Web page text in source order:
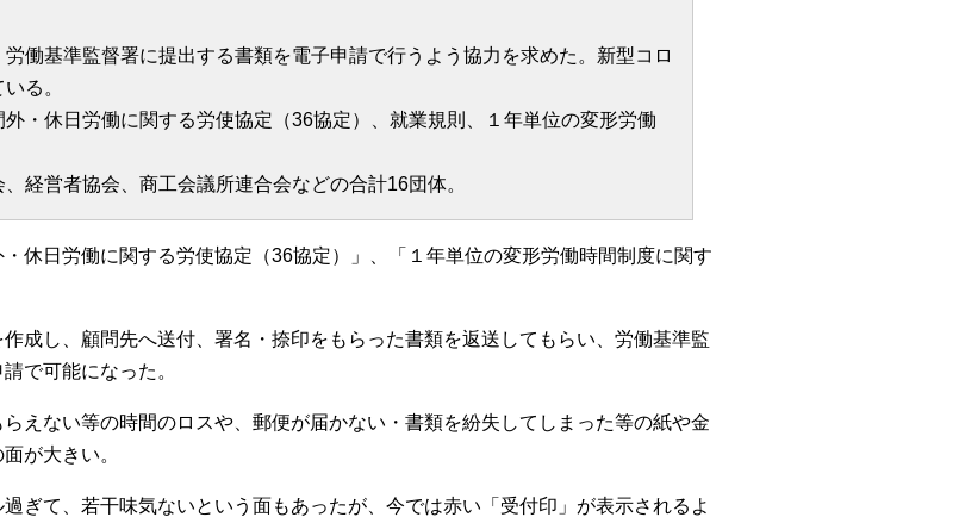
働基準監督署に提出する書類を電子申請で行うよう協力を求めた。新型コロ
る。
・休日労働に関する労使協定（36協定）、就業規則、１年単位の変形労働
経営者協会、商工会議所連合会などの合計16団体。
休日労働に関する労使協定（36協定）」、「１年単位の変形労働時間制度に関す
成し、顧問先へ送付、署名・捺印をもらった書類を返送してもらい、労働基準監
で可能になった。
えない等の時間のロスや、郵便が届かない・書類を紛失してしまった等の紙や金
が大きい。
ぎて、若干味気ないという面もあったが、今では赤い「受付印」が表示されるよ